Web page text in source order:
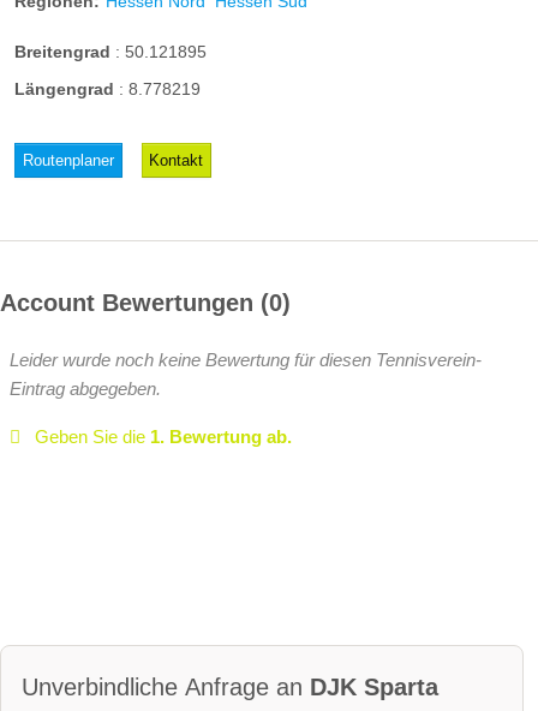
Breitengrad : 50.121895
Längengrad : 8.778219
Routenplaner Kontakt
Account Bewertungen 0
Leider wurde noch keine Bewertung für diesen Tennisverein-
Eintrag abgegeben.
Geben Sie die 1. Bewertung ab.
Unverbindliche Anfrage an DJK Sparta